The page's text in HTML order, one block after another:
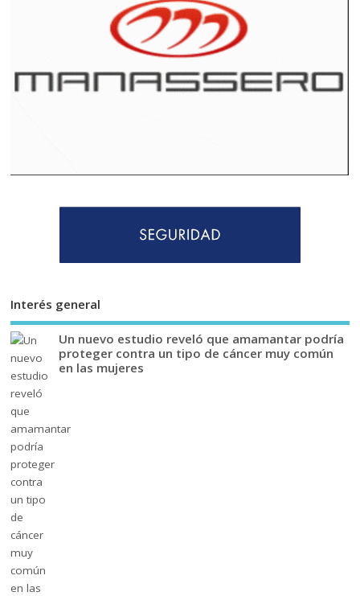
Interés general
Un nuevo estudio reveló que amamantar podría
proteger contra un tipo de cáncer muy común
en las mujeres